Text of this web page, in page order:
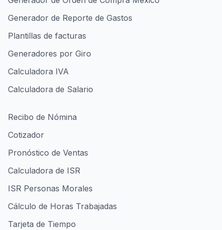
Generador de Reporte de Gastos
Plantillas de facturas
Generadores por Giro
Calculadora IVA
Calculadora de Salario
Recibo de Nómina
Cotizador
Pronóstico de Ventas
Calculadora de ISR
ISR Personas Morales
Cálculo de Horas Trabajadas
Tarjeta de Tiempo